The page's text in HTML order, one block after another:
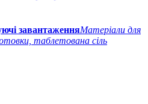
завантаженняМатеріали для
таблетована сіль